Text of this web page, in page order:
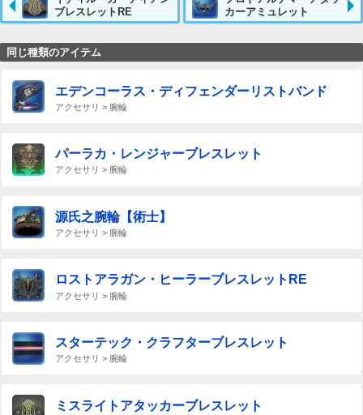
ブレスレットRE
カーアミュレット
同じ種類のアイテム
エデンコーラス・ディフェンダーリストバンド
アクセサリ > 腕輪
パーラカ・レンジャーブレスレット
アクセサリ > 腕輪
源氏之腕輪【術士】
アクセサリ > 腕輪
ロストアラガン・ヒーラーブレスレットRE
アクセサリ > 腕輪
スターテック・クラフターブレスレット
アクセサリ > 腕輪
ミスライトアタッカーブレスレット